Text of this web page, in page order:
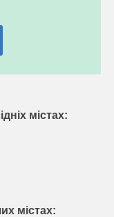
містах:
містах: